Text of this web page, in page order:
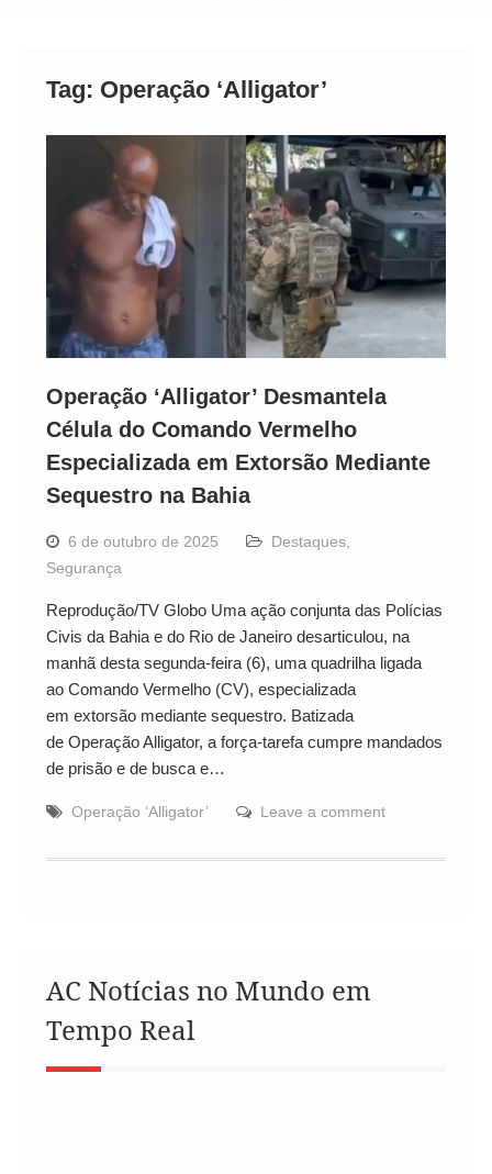
Tag: Operação ‘Alligator’
Operação ‘Alligator’ Desmantela
Célula do Comando Vermelho
Especializada em Extorsão Mediante
Sequestro na Bahia
6 de outubro de 2025 Destaques,
Segurança
Reprodução/TV Globo Uma ação conjunta das Polícias
Civis da Bahia e do Rio de Janeiro desarticulou, na
manhã desta segunda-feira (6), uma quadrilha ligada
ao Comando Vermelho (CV), especializada
em extorsão mediante sequestro. Batizada
de Operação Alligator, a força-tarefa cumpre mandados
de prisão e de busca e…
Operação ‘Alligator’ Leave a comment
AC Notícias no Mundo em
Tempo Real